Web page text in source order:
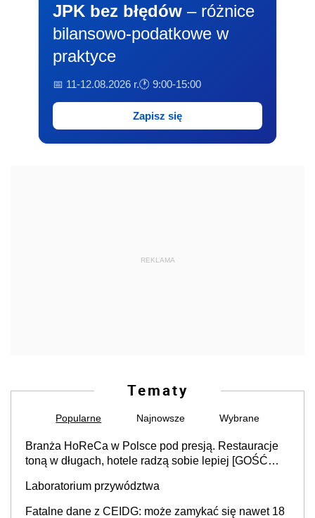
JPK bez błędów – różnice
bilansowo-podatkowe w
praktyce
📅 11-12.08.2026 r.🕐 9:00-15:00
Zapisz się
REKLAMA
Tematy
Popularne Najnowsze Wybrane
Branża HoReCa w Polsce pod presją. Restauracje
toną w długach, hotele radzą sobie lepiej [GOŚĆ
Laboratorium przywództwa
Fatalne dane z CEIDG: może zamykać się nawet 18